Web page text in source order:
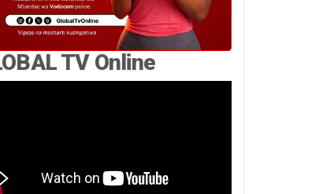
TV Online